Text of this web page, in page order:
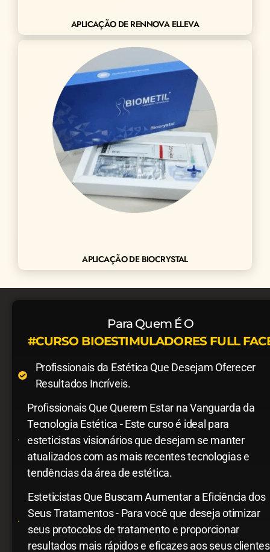
APLICAÇÃO DE RENNOVA ELLEVA
APLICAÇÃO DE BIOCRYSTAL
Para Quem É O
#CURSO BIOESTIMULADORES FULL
Profissionais da Estética Que Desejam Oferecer
Resultados Incríveis.
Profissionais Que Querem Estar na Vanguarda da
Tecnologia Estética - Este curso é ideal para
esteticistas visionários que desejam se manter
atualizados com as mais recentes tecnologias e
tendências da área de estética.
Esteticistas Que Buscam Aumentar a Eficiência dos
Seus Tratamentos - Para você que deseja otimizar
seus protocolos de tratamento e proporcionar
resultados mais rápidos e eficazes aos seus clientes